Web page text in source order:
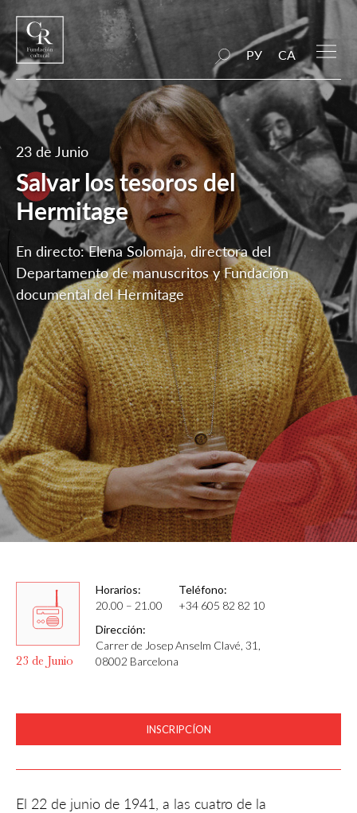
РУ CA
23 de Junio
Salvar los tesoros del
Hermitage
En directo: Elena Solomaja, directora del
Departamento de manuscritos y Fundación
documental del Hermitage
23 de Junio
Horarios:
20.00 – 21.00
Teléfono:
+34 605 82 82 10
Dirección:
Carrer de Josep Anselm Clavé, 31,
08002 Barcelona
INSCRIPCÍON
El 22 de junio de 1941, a las cuatro de la